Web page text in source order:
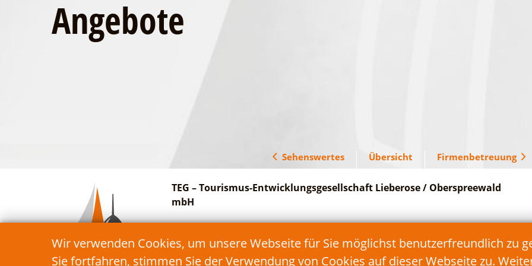
Wir verwenden Cookies, um unsere Webseite für Sie möglichst benutzerfreundlich zu
Sie fortfahren, stimmen Sie der Verwendung von Cookies auf dieser Webseite zu.
Angebote
Sehenswertes Übersicht Firmenbetreuung
TEG – Tourismus-Entwicklungsgesellschaft Lieberose / Oberspreewald
mbH
15913 Schwielochsee
Fax: 035478/17 90 99
E-Mail:info@teg-lds.de